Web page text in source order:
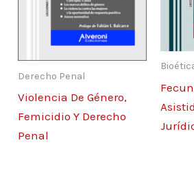
CAPÍTULO 5. LA RELACIÓN
CLIENTE
I.La estructura del acto
profesional
CAPÍTULO 6. LA PROSPECTIVA
ABOGADIL
Derecho Penal
Violencia De Género,
Femicidio Y Derecho
Penal